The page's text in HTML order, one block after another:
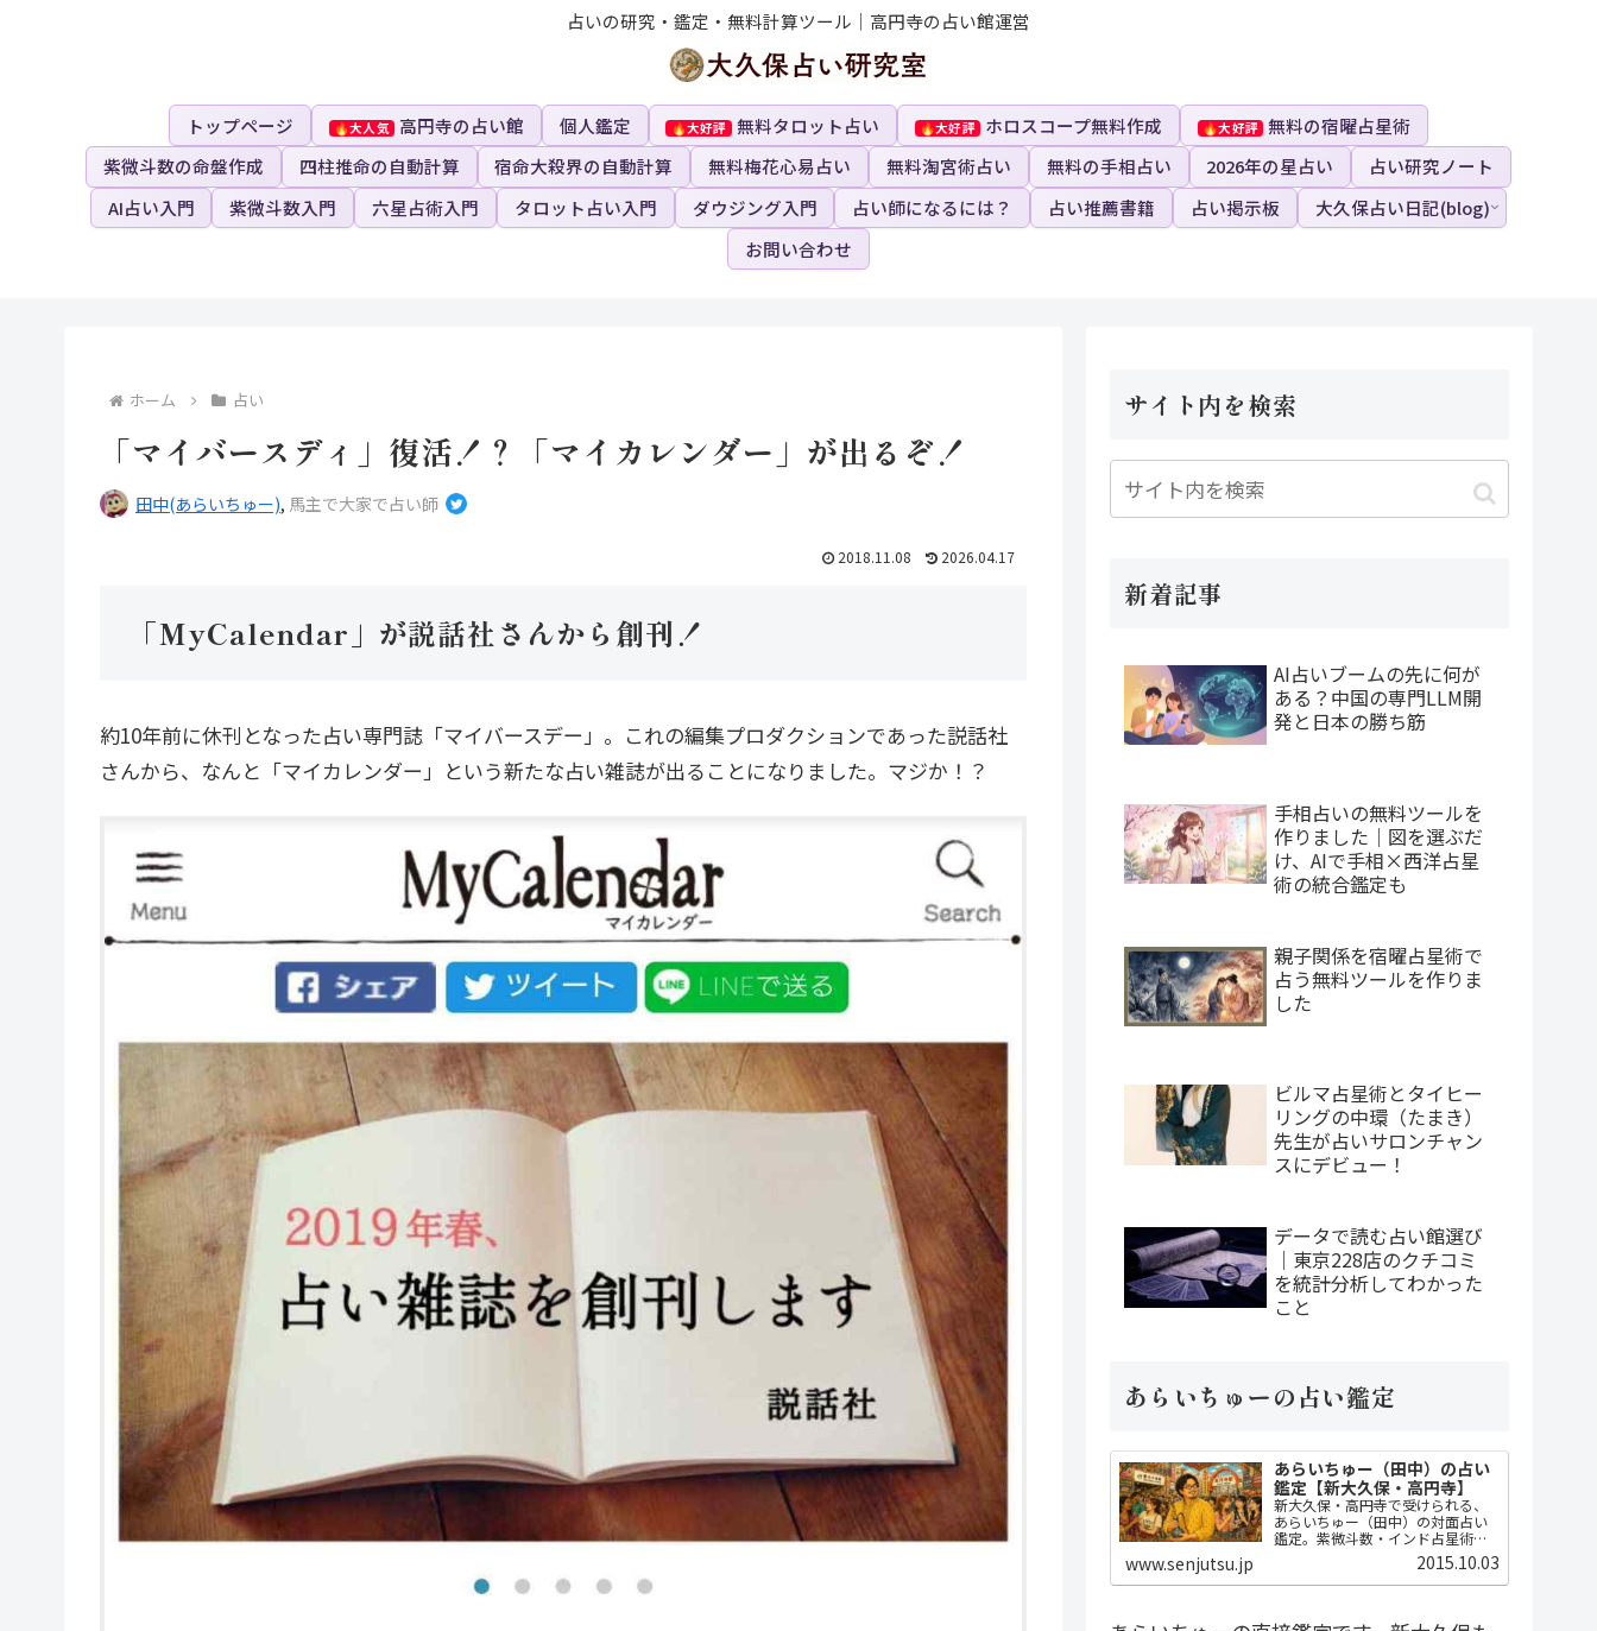
占いの研究・鑑定・無料計算ツール｜高円寺の占い館運営
トップページ 高円寺の占い館 個人鑑定 無料タロット占い ホロスコープ無料作成
無料の宿曜占星術
紫微斗数の命盤作成
四柱推命の自動計算 宿命大殺界の自動計算 無料梅花心易占い 無料淘宮術占い 無料の手相占い 2026年の星占い
占い研究ノート
AI占い入門
紫微斗数入門 六星占術入門 タロット占い入門 ダウジング入門 占い師になるには？ 占い推薦書籍 占い掲示板
大久保占い日記(blog)
お問い合わせ
ホーム 占い
「マイバースディ」復活！？「マイカレンダー」が出るぞ！
田中(あらいちゅー), 馬主で大家で占い師
2018.11.08 2026.04.17
「MyCalendar」が説話社さんから創刊！
約10年前に休刊となった占い専門誌「マイバースデー」。これの編集プロダクションであった説話社
さんから、なんと「マイカレンダー」という新たな占い雑誌が出ることになりました。マジか！？
サイト内を検索
新着記事
AI占いブームの先に何が
ある？中国の専門LLM開
発と日本の勝ち筋
手相占いの無料ツールを
作りました｜図を選ぶだ
け、AIで手相×西洋占星
術の統合鑑定も
親子関係を宿曜占星術で
占う無料ツールを作りま
した
ビルマ占星術とタイヒー
リングの中環（たまき）
先生が占いサロンチャン
スにデビュー！
データで読む占い館選び
｜東京228店のクチコミ
を統計分析してわかった
こと
あらいちゅーの占い鑑定
あらいちゅー（田中）の占い
鑑定【新大久保・高円寺】
新大久保・高円寺で受けられる、
あらいちゅー（田中）の対面占い
鑑定。紫微斗数・インド占星術・
ダウジングで2時間かけてじっくり
占い、開運指導までセット。
MBA・FP・宅建士の実務知識に基
す。
www.senjutsu.jp 2015.10.03